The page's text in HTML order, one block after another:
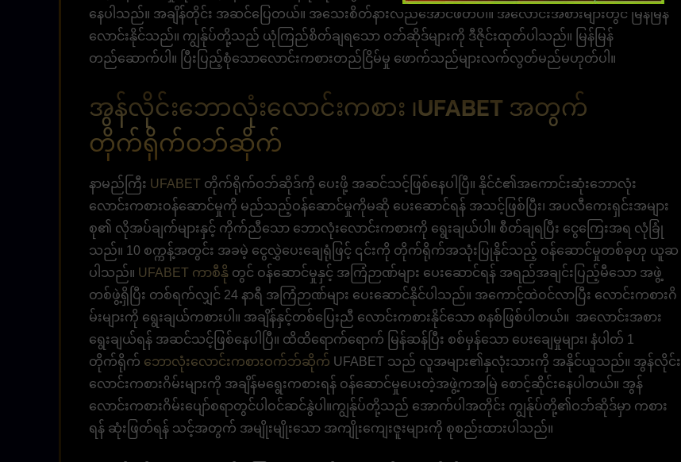
နေပါသည်။ အချိန်တိုင်း အဆင်ပြေတယ်။ အသေးစိတ်နားလည်အောင်ဖတ်ပါ။ အလောင်းအစားများတွင် မြန်မြန်
လောင်းနိုင်သည်။ ကျွန်ုပ်တို့သည် ယုံကြည်စိတ်ချရသော ဝဘ်ဆိုဒ်များကို ဒီဇိုင်းထုတ်ပါသည်။ မြန်မြန်
တည်ဆောက်ပါ။ ပြီးပြည့်စုံသောလောင်းကစားတည်ငြိမ်မှု ဖောက်သည်များလက်လွတ်မည်မဟုတ်ပါ။
အွန်လိုင်းဘောလုံးလောင်းကစား ၊UFABET အတွက်
တိုက်ရိုက်ဝဘ်ဆိုက်
နာမည်ကြီး UFABET တိုက်ရိုက်ဝဘ်ဆိုဒ်ကို ပေးဖို့ အဆင်သင့်ဖြစ်နေပါပြီ။ နိုင်ငံ၏အကောင်းဆုံးဘောလုံး
လောင်းကစားဝန်ဆောင်မှုကို မည်သည့်ဝန်ဆောင်မှုကိုမဆို ပေးဆောင်ရန် အသင့်ဖြစ်ပြီး၊ အပလီကေးရှင်းအများ
စု၏ လိုအပ်ချက်များနှင့် ကိုက်ညီသော ဘောလုံးလောင်းကစားကို ရွေးချယ်ပါ။ စီတ်ချရပြီး ငွေကြေးအရ လုံခြုံ
သည်။ 10 စက္ကန့်အတွင်း အခမဲ့ ငွေလွှဲပေးချေရုံဖြင့် ၎င်းကို တိုက်ရိုက်အသုံးပြုနိုင်သည့် ဝန်ဆောင်မှုတစ်ခုဟု ယူဆ
ပါသည်။ UFABET ကာစီနို တွင် ဝန်ဆောင်မှုနှင့် အကြံဉာဏ်များ ပေးဆောင်ရန် အရည်အချင်းပြည့်မီသော အဖွဲ့
တစ်ဖွဲ့ရှိပြီး တစ်ရက်လျှင် 24 နာရီ အကြံဉာဏ်များ ပေးဆောင်နိုင်ပါသည်။ အကောင့်ထဲဝင်လာပြီး လောင်းကစားဂိ
မ်းများကို ရွေးချယ်ကစားပါ။ အချိန်နှင့်တစ်ပြေးညီ လောင်းကစားနိုင်သော စနစ်ဖြစ်ပါတယ်။ အလောင်းအစား
ရွေးချယ်ရန် အဆင်သင့်ဖြစ်နေပါပြီ။ ထိထိရောက်ရောက် မြန်ဆန်ပြီး စစ်မှန်သော ပေးချေမှုများ၊ နံပါတ် 1
တိုက်ရိုက် ဘောလုံးလောင်းကစားဝက်ဘ်ဆိုက် UFABET သည် လူအများ၏နှလုံးသားကို အနိုင်ယူသည်။ အွန်လိုင်း
လောင်းကစားဂိမ်းများကို အချိန်မရွေးကစားရန် ဝန်ဆောင်မှုပေးတဲ့အဖွဲ့ကအမြဲ စောင့်ဆိုင်းနေပါတယ်။ အွန်
လောင်းကစားဂိမ်းပျော်စရာတွင်ပါဝင်ဆင်နွဲပါ။ကျွန်ုပ်တို့သည် အောက်ပါအတိုင်း ကျွန်ုပ်တို့၏ဝဘ်ဆိုဒ်မှာ ကစား
ရန် ဆုံးဖြတ်ရန် သင့်အတွက် အမျိုးမျိုးသော အကျိုးကျေးဇူးများကို စုစည်းထားပါသည်။